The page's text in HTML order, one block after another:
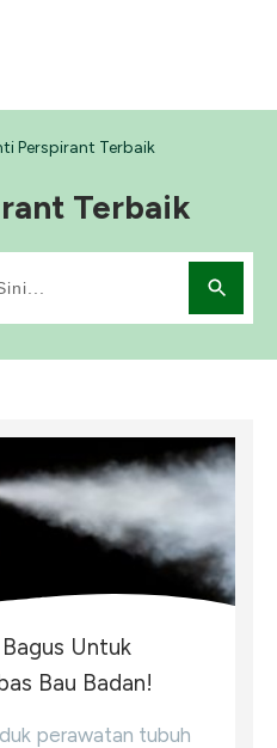
Perspirant Terbaik
Terbaik
Untuk
Bau Badan!
perawatan tubuh